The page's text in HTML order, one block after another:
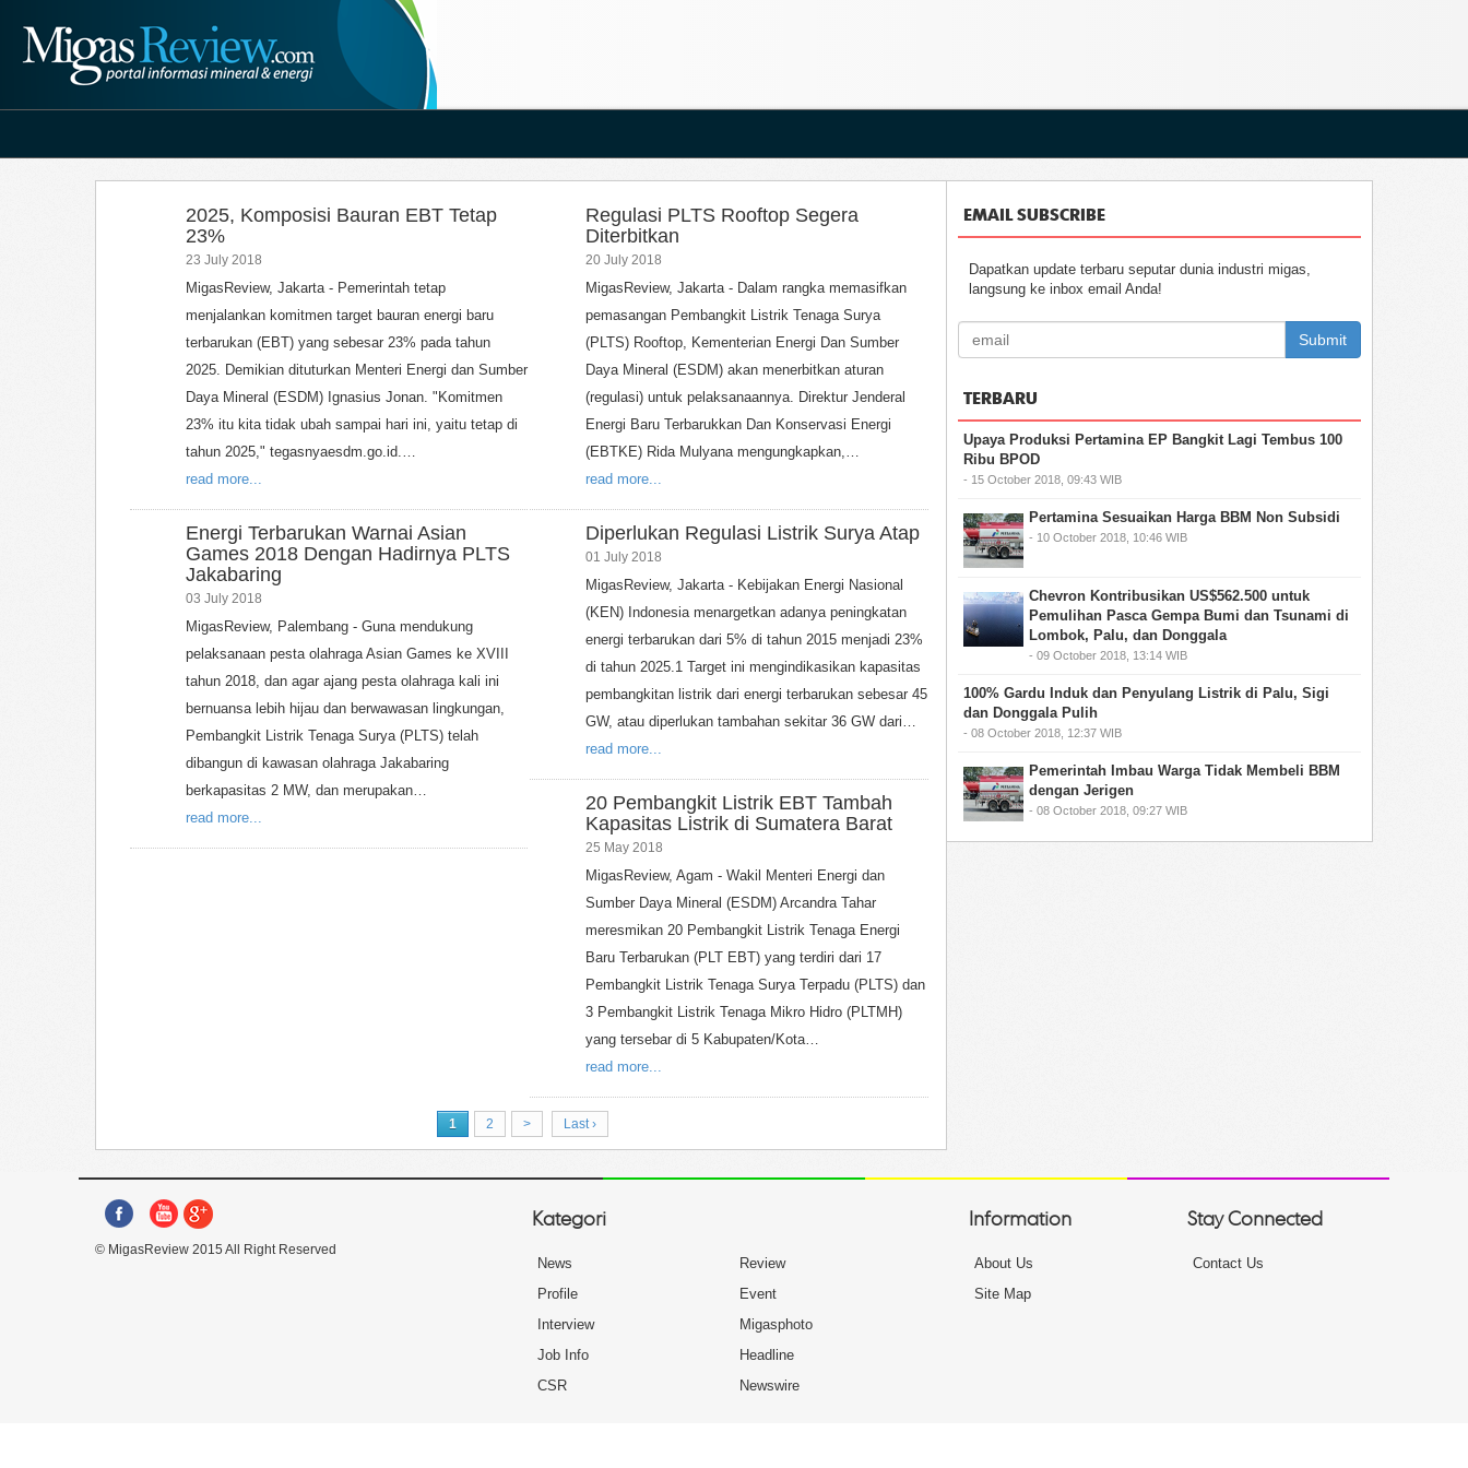
2025, Komposisi Bauran EBT Tetap
23%
23 July 2018
MigasReview, Jakarta - Pemerintah tetap
menjalankan komitmen target bauran energi baru
terbarukan (EBT) yang sebesar 23% pada tahun
2025. Demikian dituturkan Menteri Energi dan Sumber
Daya Mineral (ESDM) Ignasius Jonan. "Komitmen
23% itu kita tidak ubah sampai hari ini, yaitu tetap di
tahun 2025," tegasnyaesdm.go.id.…
read more...
Regulasi PLTS Rooftop Segera
Diterbitkan
20 July 2018
MigasReview, Jakarta - Dalam rangka memasifkan
pemasangan Pembangkit Listrik Tenaga Surya
(PLTS) Rooftop, Kementerian Energi Dan Sumber
Daya Mineral (ESDM) akan menerbitkan aturan
(regulasi) untuk pelaksanaannya. Direktur Jenderal
Energi Baru Terbarukkan Dan Konservasi Energi
(EBTKE) Rida Mulyana mengungkapkan,…
read more...
Energi Terbarukan Warnai Asian
Games 2018 Dengan Hadirnya PLTS
Jakabaring
03 July 2018
MigasReview, Palembang - Guna mendukung
pelaksanaan pesta olahraga Asian Games ke XVIII
tahun 2018, dan agar ajang pesta olahraga kali ini
bernuansa lebih hijau dan berwawasan lingkungan,
Pembangkit Listrik Tenaga Surya (PLTS) telah
dibangun di kawasan olahraga Jakabaring
berkapasitas 2 MW, dan merupakan…
read more...
Diperlukan Regulasi Listrik Surya Atap
01 July 2018
MigasReview, Jakarta - Kebijakan Energi Nasional
(KEN) Indonesia menargetkan adanya peningkatan
energi terbarukan dari 5% di tahun 2015 menjadi 23%
di tahun 2025.1 Target ini mengindikasikan kapasitas
pembangkitan listrik dari energi terbarukan sebesar 45
GW, atau diperlukan tambahan sekitar 36 GW dari…
read more...
20 Pembangkit Listrik EBT Tambah
Kapasitas Listrik di Sumatera Barat
25 May 2018
MigasReview, Agam - Wakil Menteri Energi dan
Sumber Daya Mineral (ESDM) Arcandra Tahar
meresmikan 20 Pembangkit Listrik Tenaga Energi
Baru Terbarukan (PLT EBT) yang terdiri dari 17
Pembangkit Listrik Tenaga Surya Terpadu (PLTS) dan
3 Pembangkit Listrik Tenaga Mikro Hidro (PLTMH)
yang tersebar di 5 Kabupaten/Kota…
read more...
1 2 > Last ›
EMAIL SUBSCRIBE
Dapatkan update terbaru seputar dunia industri migas,
langsung ke inbox email Anda!
Submit
TERBARU
Upaya Produksi Pertamina EP Bangkit Lagi Tembus 100
Ribu BPOD
- 15 October 2018, 09:43 WIB
Pertamina Sesuaikan Harga BBM Non Subsidi
- 10 October 2018, 10:46 WIB
Chevron Kontribusikan US$562.500 untuk
Pemulihan Pasca Gempa Bumi dan Tsunami di
Lombok, Palu, dan Donggala
- 09 October 2018, 13:14 WIB
100% Gardu Induk dan Penyulang Listrik di Palu, Sigi
dan Donggala Pulih
- 08 October 2018, 12:37 WIB
Pemerintah Imbau Warga Tidak Membeli BBM
dengan Jerigen
- 08 October 2018, 09:27 WIB
© MigasReview 2015 All Right Reserved
Kategori
News
Review
Profile
Event
Interview
Migasphoto
Job Info
Headline
CSR
Newswire
Information
About Us
Site Map
Stay Connected
Contact Us